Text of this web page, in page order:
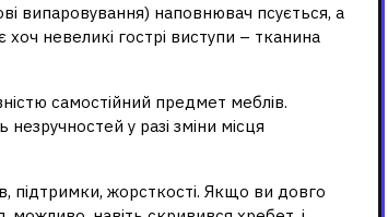
випаровування) наповнювач псується, а
хоч невеликі гострі виступи – тканина
самостійний предмет меблів.
у разі зміни місця
підтримки, жорсткості. Якщо ви довго